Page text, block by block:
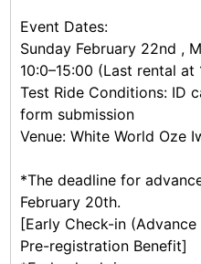
Event Dates:
Sunday February 22nd ,
10:0–15:00 (Last rental at
Test Ride Conditions: ID
form submission
Venue: White World Oze
*The deadline for
February 20th.
[Early Check-in
Pre-registration Benefit]